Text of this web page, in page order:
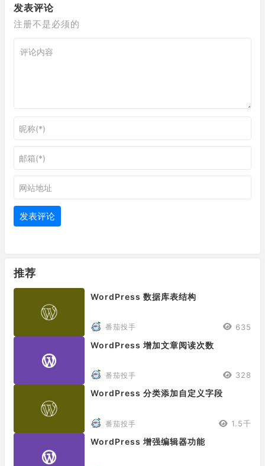
发表评论
注册不是必须的
推荐
WordPress 数据库表结构
番茄投手 635
WordPress 增加文章阅读次数
番茄投手 328
WordPress 分类添加自定义字段
番茄投手 1.5千
WordPress 增强编辑器功能